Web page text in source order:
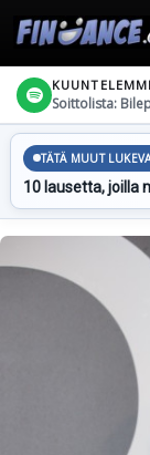
Soittolista:
TÄTÄ MUUT
10 lausetta, joilla